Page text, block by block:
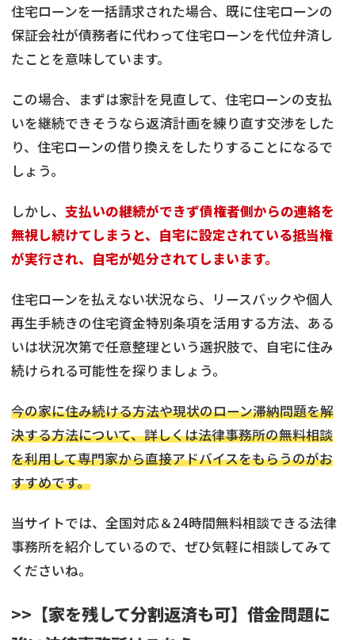
住宅ローンを一括請求された場合、既に住宅ローンの
保証会社が債務者に代わって住宅ローンを代位弁済し
たことを意味しています。
この場合、まずは家計を見直して、住宅ローンの支払
いを継続できそうなら返済計画を練り直す交渉をした
り、住宅ローンの借り換えをしたりすることになるで
しょう。
しかし、 支払いの継続ができず債権者側からの連絡を
無視し続けてしまうと、自宅に設定されている抵当権
が実行され、自宅が処分されてしまいます。
住宅ローンを払えない状況なら、リースバックや個人
再生手続きの住宅資金特別条項を活用する方法、ある
いは状況次第で任意整理という選択肢で、自宅に住み
続けられる可能性を探りましょう。
今の家に住み続ける方法や現状のローン滞納問題を解
決する方法について、詳しくは法律事務所の無料相談
を利用して専門家から直接アドバイスをもらうのがお
すすめです。
当サイトでは、全国対応＆24時間無料相談できる法律
事務所を紹介しているので、ぜひ気軽に相談してみて
くださいね。
>>【家を残して分割返済も可】借金問題に